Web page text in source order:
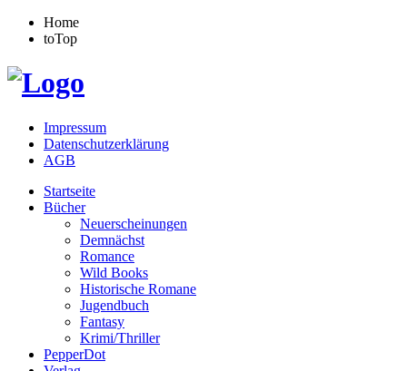
Home
toTop
Impressum
Datenschutzerklärung
AGB
Startseite
Bücher
Neuerscheinungen
Demnächst
Romance
Wild Books
Historische Romane
Jugendbuch
Fantasy
Krimi/Thriller
PepperDot